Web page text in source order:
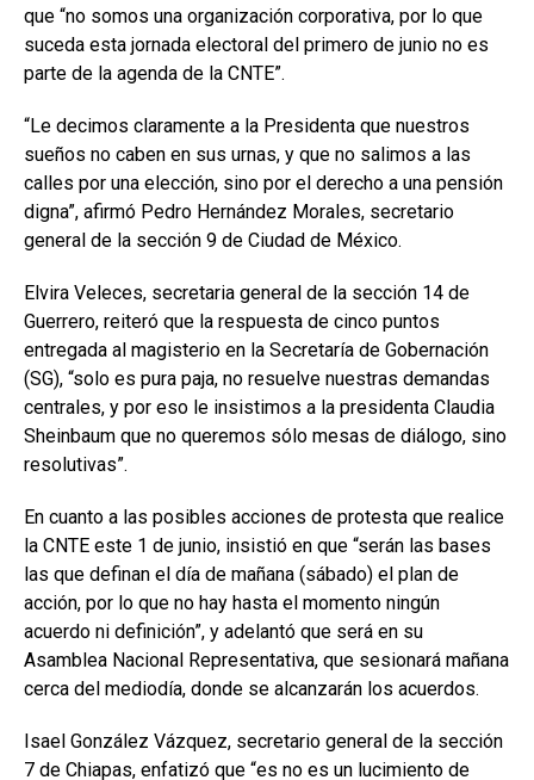
que “no somos una organización corporativa, por lo que
suceda esta jornada electoral del primero de junio no es
parte de la agenda de la CNTE”.
“Le decimos claramente a la Presidenta que nuestros
sueños no caben en sus urnas, y que no salimos a las
calles por una elección, sino por el derecho a una pensión
digna”, afirmó Pedro Hernández Morales, secretario
general de la sección 9 de Ciudad de México.
Elvira Veleces, secretaria general de la sección 14 de
Guerrero, reiteró que la respuesta de cinco puntos
entregada al magisterio en la Secretaría de Gobernación
(SG), “solo es pura paja, no resuelve nuestras demandas
centrales, y por eso le insistimos a la presidenta Claudia
Sheinbaum que no queremos sólo mesas de diálogo, sino
resolutivas”.
En cuanto a las posibles acciones de protesta que realice
la CNTE este 1 de junio, insistió en que “serán las bases
las que definan el día de mañana (sábado) el plan de
acción, por lo que no hay hasta el momento ningún
acuerdo ni definición”, y adelantó que será en su
Asamblea Nacional Representativa, que sesionará mañana
cerca del mediodía, donde se alcanzarán los acuerdos.
Isael González Vázquez, secretario general de la sección
7 de Chiapas, enfatizó que “es no es un lucimiento de